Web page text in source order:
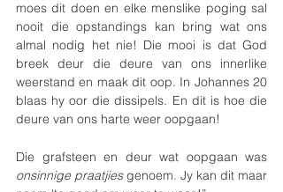
moes dit doen en elke menslike poging sal
nooit die opstandings kan bring wat ons
almal nodig het nie! Die mooi is dat God
breek deur die deure van ons innerlike
weerstand en maak dit oop. In Johannes 20
blaas hy oor die dissipels. En dit is hoe die
deure van ons harte weer oopgaan!
onsinnige praatjies genoem. Jy kan dit maar